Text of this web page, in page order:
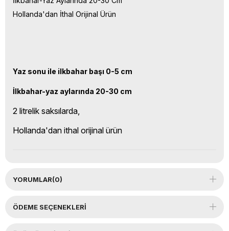
Hollanda'dan İthal Orijinal Ürün
Yaz sonu ile ilkbahar başı 0-5 cm
İlkbahar-yaz aylarında 20-30 cm
2 litrelik saksılarda,
Hollanda'dan ithal orijinal ürün
YORUMLAR(0)
ÖDEME SEÇENEKLERI